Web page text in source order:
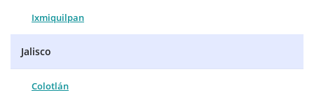
Ixmiquilpan
Jalisco
Colotlán